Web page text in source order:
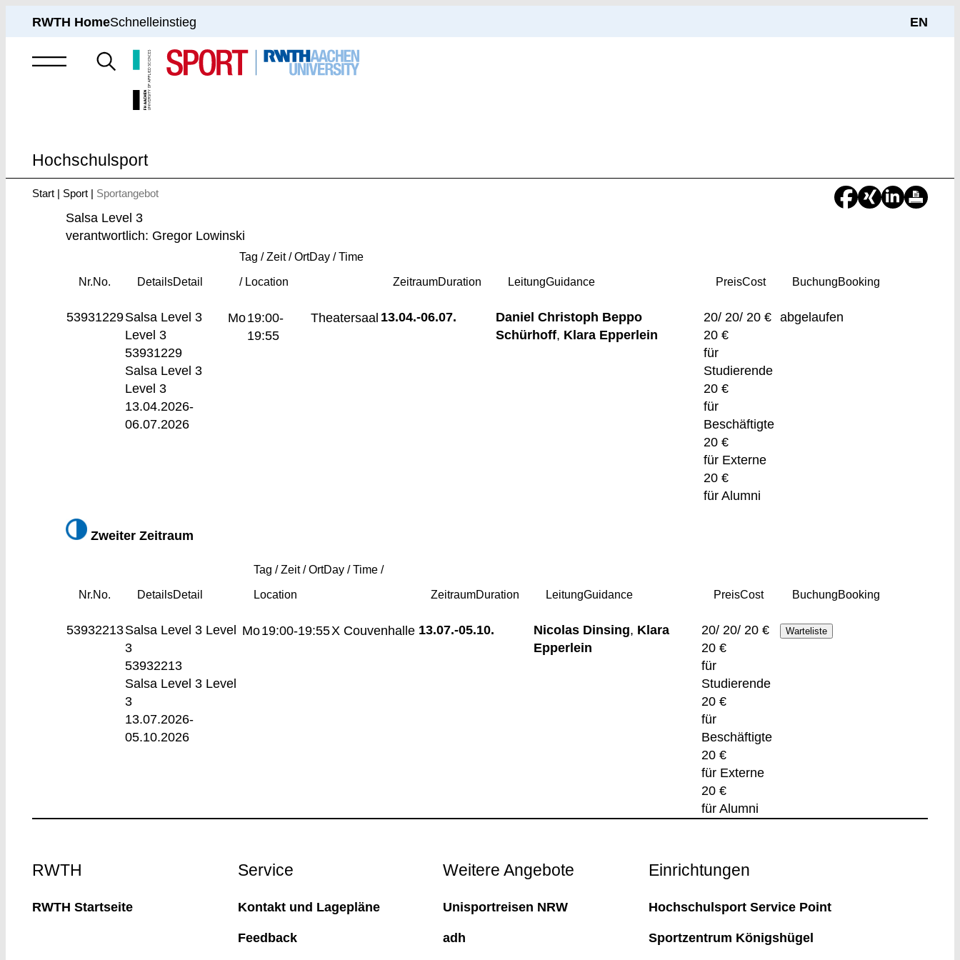
RWTH HomeSchnelleinstieg EN
Suche
nach
Hochschulsport
Start Sport Sportangebot
Salsa Level 3
verantwortlich: Gregor Lowinski
Nr.No. DetailsDetail
Tag / Zeit / OrtDay / Time
/ Location ZeitraumDuration LeitungGuidance PreisCost BuchungBooking
53931229Salsa Level 3
Level 3
53931229
Salsa Level 3
Level 3
13.04.2026-
06.07.2026
Mo19:00-
19:55
Theatersaal 13.04.-06.07.
Daniel Christoph Beppo
Schürhoff, Klara Epperlein
20/ 20/ 20 €
20 €
für
Studierende
20 €
für
Beschäftigte
20 €
für Externe
20 €
für Alumni
abgelaufen
Zweiter Zeitraum
Nr.No. DetailsDetail
Tag / Zeit / OrtDay / Time /
Location ZeitraumDuration LeitungGuidance PreisCost BuchungBooking
53932213Salsa Level 3 Level
3
53932213
Salsa Level 3 Level
3
13.07.2026-
05.10.2026
Mo19:00-19:55X Couvenhalle 13.07.-05.10. Nicolas Dinsing, Klara
Epperlein
20/ 20/ 20 €
20 €
für
Studierende
20 €
für
Beschäftigte
20 €
für Externe
20 €
für Alumni
RWTH
RWTH Startseite
Service
Kontakt und Lagepläne
Feedback
Weitere Angebote
Unisportreisen NRW
adh
Einrichtungen
Hochschulsport Service Point
Sportzentrum Königshügel